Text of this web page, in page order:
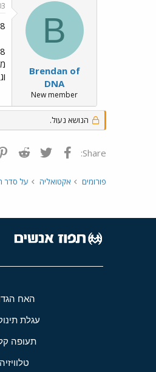
B
Brendan of
DNA
New member
18 שנה
18 שנה
הנושא נעול.
Share: פייסבוק Twitter
פורומים אקטואליה על סדר
האח
עגלת
תעופה
טלוויזיה